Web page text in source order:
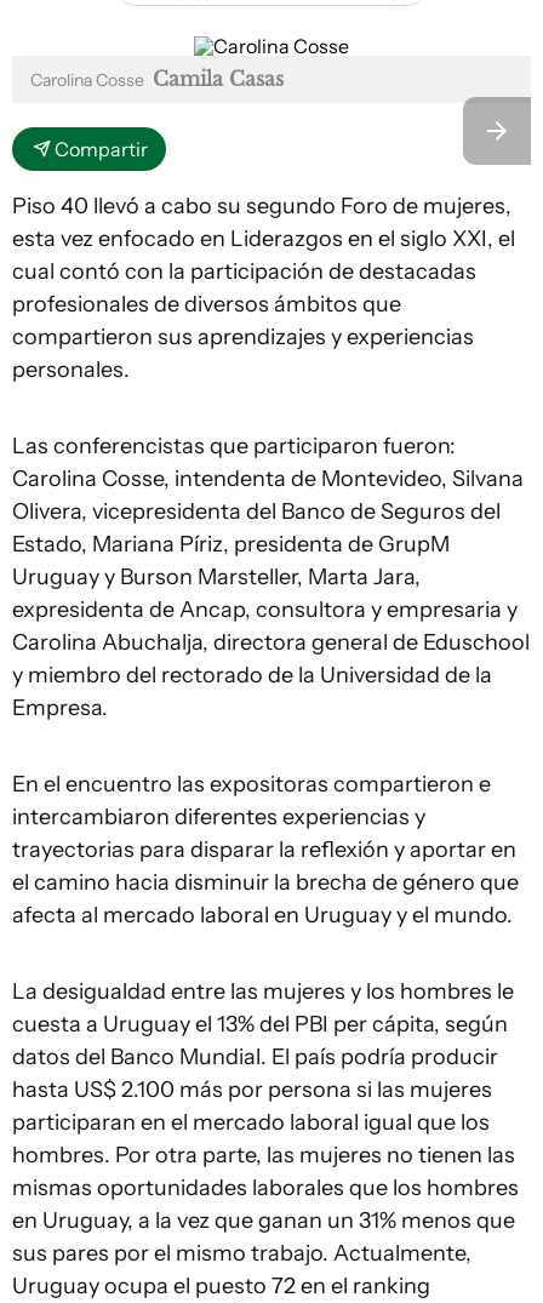
Carolina Cosse Camila Casas
Compartir
Piso 40 llevó a cabo su segundo Foro de mujeres,
esta vez enfocado en Liderazgos en el siglo XXI, el
cual contó con la participación de destacadas
profesionales de diversos ámbitos que
compartieron sus aprendizajes y experiencias
personales.
Las conferencistas que participaron fueron:
Carolina Cosse, intendenta de Montevideo, Silvana
Olivera, vicepresidenta del Banco de Seguros del
Estado, Mariana Píriz, presidenta de GrupM
Uruguay y Burson Marsteller, Marta Jara,
expresidenta de Ancap, consultora y empresaria y
Carolina Abuchalja, directora general de Eduschool
y miembro del rectorado de la Universidad de la
Empresa.
En el encuentro las expositoras compartieron e
intercambiaron diferentes experiencias y
trayectorias para disparar la reflexión y aportar en
el camino hacia disminuir la brecha de género que
afecta al mercado laboral en Uruguay y el mundo.
La desigualdad entre las mujeres y los hombres le
cuesta a Uruguay el 13% del PBI per cápita, según
datos del Banco Mundial. El país podría producir
hasta US$ 2.100 más por persona si las mujeres
participaran en el mercado laboral igual que los
hombres. Por otra parte, las mujeres no tienen las
mismas oportunidades laborales que los hombres
en Uruguay, a la vez que ganan un 31% menos que
sus pares por el mismo trabajo. Actualmente,
Uruguay ocupa el puesto 72 en el ranking